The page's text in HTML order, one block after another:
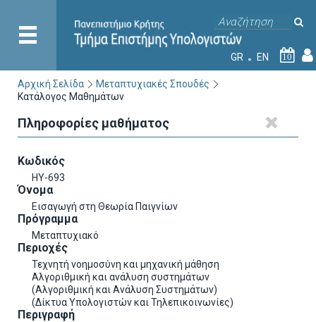
GR EN 10
Αρχική Σελίδα
Μεταπτυχιακές Σπουδές
Κατάλογος Μαθημάτων
Πληροφορίες μαθήματος
Κωδικός
ΗΥ-693
Όνομα
Εισαγωγή στη Θεωρία Παιγνίων
Πρόγραμμα
Μεταπτυχιακό
Περιοχές
Τεχνητή νοημοσύνη και μηχανική μάθηση
Αλγοριθμική και ανάλυση συστημάτων
(Αλγοριθμική και Ανάλυση Συστημάτων)
(Δίκτυα Υπολογιστών και Τηλεπικοινωνίες)
Περιγραφή